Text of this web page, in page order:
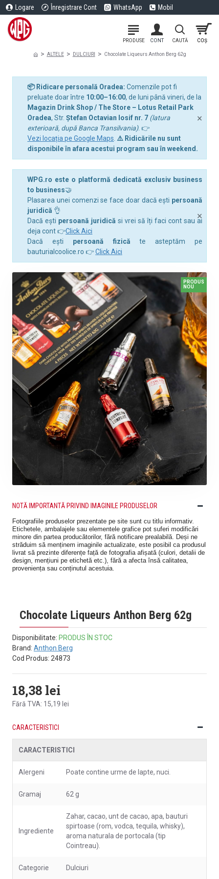
Logare Înregistrare Cont WhatsApp Mobil
ALTELE DULCIURI Chocolate Liqueurs Anthon Berg 62g
📦 Ridicare personală Oradea: Comenzile pot fi
preluate doar între 10:00–16:00, de luni până vineri, de la
Magazin Drink Shop / The Store – Lotus Retail Park
Oradea, Str. Ștefan Octavian Iosif nr. 7 (latura
exterioară, după Banca Transilvania). 👉
Vezi locația pe Google Maps ⚠️ Ridicările nu sunt
disponibile în afara acestui program sau în weekend.
×
WPG.ro este o platformă dedicată exclusiv business
to business🤝
Plasarea unei comenzi se face doar dacă ești persoană
juridică 👌
Dacă ești persoană juridică si vrei să îți faci cont sau ai
deja cont 👉Click Aici
Dacă ești persoană fizică te asteptăm pe
bauturialcoolice.ro 👉Click Aici
×
PRODUS
NOU
NOTĂ IMPORTANTĂ PRIVIND IMAGINILE PRODUSELOR
Fotografiile produselor prezentate pe site sunt cu titlu informativ.
Etichetele, ambalajele sau elementele grafice pot suferi modificări
minore din partea producătorilor, fără notificare prealabilă. Deși ne
străduim să menținem imaginile actualizate, este posibil ca produsul
livrat să prezinte diferențe față de fotografia afișată (culori, detalii de
design, mențiuni pe etichetă etc.), fără a afecta însă calitatea,
proveniența sau conținutul acestuia.
Chocolate Liqueurs Anthon Berg 62g
18,38 lei
Fără TVA: 15,19 lei
Disponibilitate: PRODUS ÎN STOC
Brand: Anthon Berg
Cod Produs: 24873
CARACTERISTICI
CARACTERISTICI
Alergeni Poate contine urme de lapte, nuci.
Gramaj 62 g
Ingrediente
Zahar, cacao, unt de cacao, apa, bauturi
spirtoase (rom, vodca, tequila, whisky),
aroma naturala de portocala (tip
Cointreau).
Categorie Dulciuri